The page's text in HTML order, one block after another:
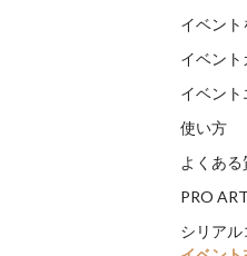
イベント
イベン
イベン
使い方
よくある
PRO
シリアル